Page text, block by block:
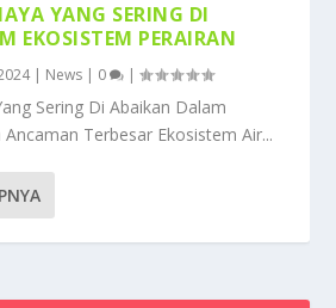
YANG SERING DI
EKOSISTEM PERAIRAN
| News | 0 |
Sering Di Abaikan Dalam
Terbesar Ekosistem Air...